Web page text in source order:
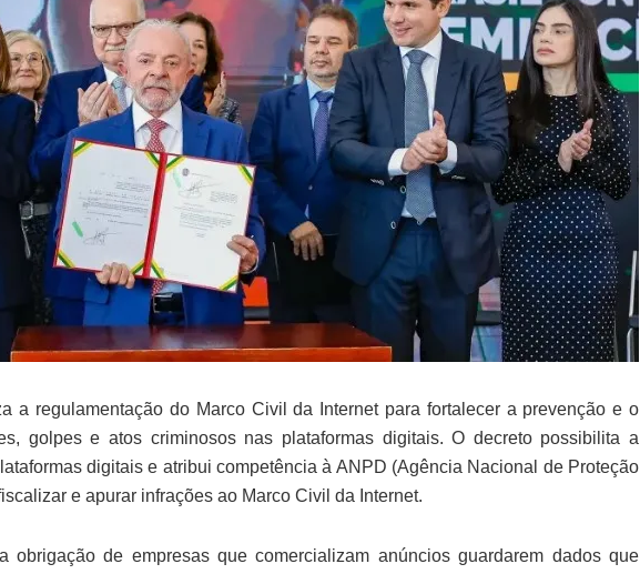
a regulamentação do Marco Civil da Internet para fortalecer a prevenção e o
golpes e atos criminosos nas plataformas digitais. O decreto possibilita a
digitais e atribui competência à ANPD (Agência Nacional de Proteção
e apurar infrações ao Marco Civil da Internet.
obrigação de empresas que comercializam anúncios guardarem dados que